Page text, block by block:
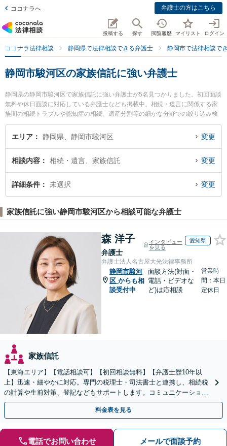
ココナラへ 弁護士の方はこちら
投稿する 探す 閲覧履歴 マイリスト ログイン
ココナラ法律相談 静岡県で法律相談できる弁護士 静岡市で法律相談で
静岡市駿河区の家族信託に強い弁護士
静岡県の静岡市駿河区で家族信託に強い弁護士が5名見つかりました。初回面談
無料や休日面談に対応している弁護士なども掲載中。相続・遺言に関係する家
族間の相続トラブルや認知症の相続、遺産分割等の細かな分野での絞り込み検
索もでき便利です。特に林総合法律事務所の林 克樹弁護士や増田靖法律事務所
の増田 靖弁護士、静岡富士法律事務所の松原 華子弁護士のプロフィール情報や
ブル解決の実績豊富な近くの弁護士を検索したい』『初回相談無料で家族信託
を法律相談できる静岡市駿河区内の弁護士に相談予約したい』などでお困りの
相談者さんにおすすめです。
エリア 静岡県、静岡市駿河区 変更
相談内容 相続・遺言、家族信託 変更
詳細条件 未選択 変更
家族信託に強い静岡市駿河区から相談可能な弁護士
森 洋子
弁護士
インタビュー
を見る
愛知県
弁護士法人名古屋大光法律事務所
静岡市駿河
区 からも相
談受付中
面談方法(対面・
電話・ビデオな
ど)は応相談
営業時
間：本日
定休日
家族信託
【東海エリア】【電話相談可】【初回相談無料】【弁護士歴10年以
上】迅速・細やかに対応。専門の税理士・司法書士と連携し、相続税
の計算や生前対策、登記などもサポートします。コミュニケーション
を大事にし、より納得できる解決を目指します。
料金表を見る
電話でお問い合わせ メールで面談予約